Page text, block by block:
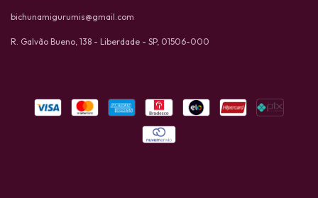
bichunamigurumis@gmail.com
R. Galvão Bueno, 138 - Liberdade - SP, 01506-000